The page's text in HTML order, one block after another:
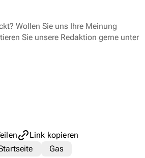
Wollen Sie uns Ihre Meinung
Sie unsere Redaktion gerne unter
Link kopieren
Gas